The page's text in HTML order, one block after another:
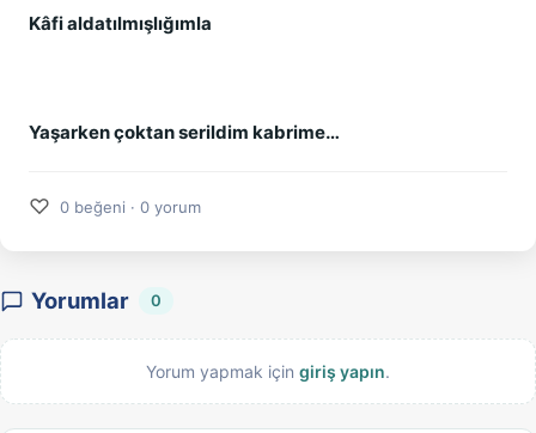
Kâfi aldatılmışlığımla
Yaşarken çoktan serildim kabrime…
♡ 0 beğeni · 0 yorum
Yorumlar 0
Yorum yapmak için giriş yapın.